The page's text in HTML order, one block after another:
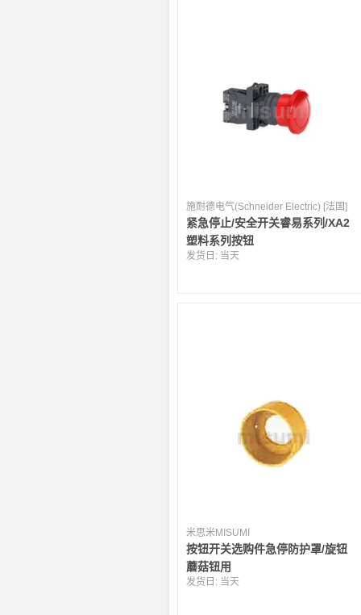
施耐德电气(Schneider Electric) [法国]
紧急停止/安全开关睿易系列/XA2
塑料系列按钮
发货日: 当天
米思米MISUMI
按钮开关选购件急停防护罩/旋钮
蘑菇钮用
发货日: 当天